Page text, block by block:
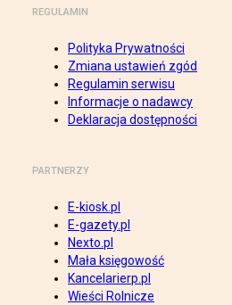
REGULAMIN
Polityka Prywatności
Zmiana ustawień zgód
Regulamin serwisu
Informacje o nadawcy
Deklaracja dostępności
PARTNERZY
E-kiosk.pl
E-gazety.pl
Nexto.pl
Mała księgowość
Kancelarierp.pl
Wieści Rolnicze